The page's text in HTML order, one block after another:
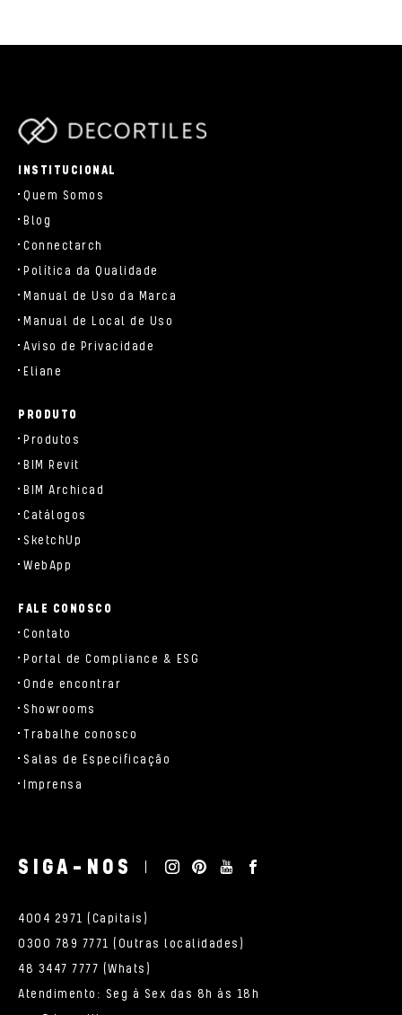
INSTITUCIONAL
Quem Somos
Blog
Connectarch
Política da Qualidade
Manual de Uso da Marca
Manual de Local de Uso
Aviso de Privacidade
Eliane
PRODUTO
Produtos
BIM Revit
BIM Archicad
Catálogos
SketchUp
WebApp
FALE CONOSCO
Contato
Portal de Compliance & ESG
Onde encontrar
Showrooms
Trabalhe conosco
Salas de Especificação
Imprensa
SIGA-NOS
4004 2971 (Capitais)
0300 789 7771 (Outras localidades)
48 3447 7777 (Whats)
Atendimento: Seg à Sex das 8h às 18h